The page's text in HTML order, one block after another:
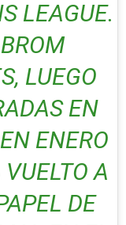
LEAGUE.
LUEGO
EN
ENERO
A
DE